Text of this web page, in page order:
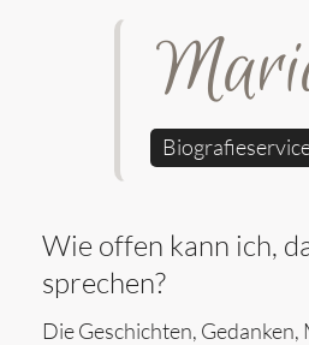
Wie offen kann ich,
sprechen?
Die Geschichten,